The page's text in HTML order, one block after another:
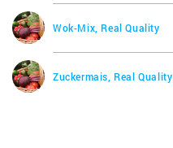
Wok-Mix, Real Quality
Zuckermais, Real Quality